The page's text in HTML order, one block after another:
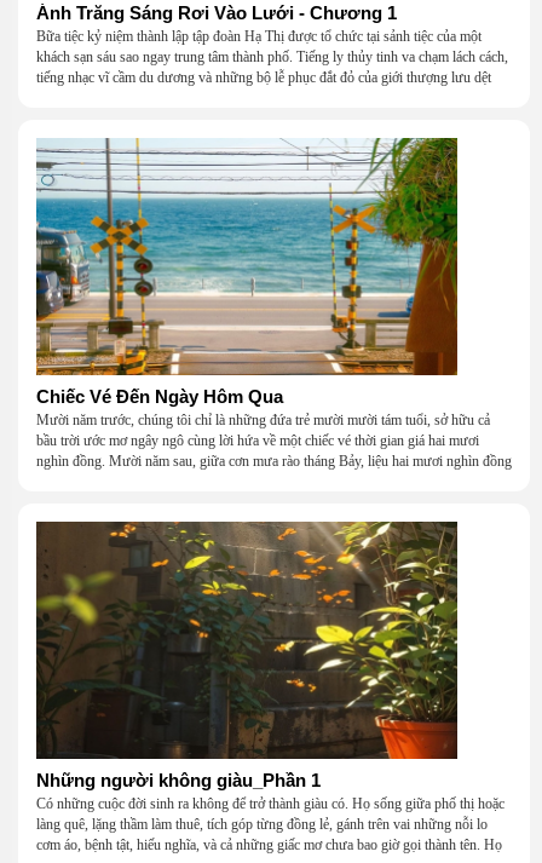
Ánh Trăng Sáng Rơi Vào Lưới - Chương 1
Bữa tiệc kỷ niệm thành lập tập đoàn Hạ Thị được tổ chức tại sảnh tiệc của một
khách sạn sáu sao ngay trung tâm thành phố. Tiếng ly thủy tinh va chạm lách cách,
tiếng nhạc vĩ cầm du dương và những bộ lễ phục đắt đỏ của giới thượng lưu dệt
Chiếc Vé Đến Ngày Hôm Qua
Mười năm trước, chúng tôi chỉ là những đứa trẻ mười mười tám tuổi, sở hữu cả
bầu trời ước mơ ngây ngô cùng lời hứa về một chiếc vé thời gian giá hai mươi
nghìn đồng. Mười năm sau, giữa cơn mưa rào tháng Bảy, liệu hai mươi nghìn đồng
Những người không giàu_Phần 1
Có những cuộc đời sinh ra không để trở thành giàu có. Họ sống giữa phố thị hoặc
làng quê, lặng thầm làm thuê, tích góp từng đồng lẻ, gánh trên vai những nỗi lo
cơm áo, bệnh tật, hiếu nghĩa, và cả những giấc mơ chưa bao giờ gọi thành tên. Họ